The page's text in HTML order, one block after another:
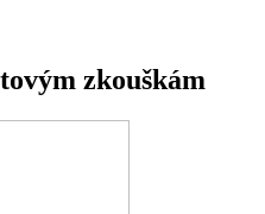
zkouškám